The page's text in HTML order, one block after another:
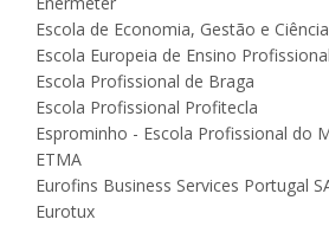
Escola de Economia, Gestão e
Escola Europeia de Ensino Profissional
Escola Profissional de Braga
Escola Profissional Profitecla
Esprominho - Escola Profissional do
ETMA
Eurofins Business Services Portugal
Eurotux